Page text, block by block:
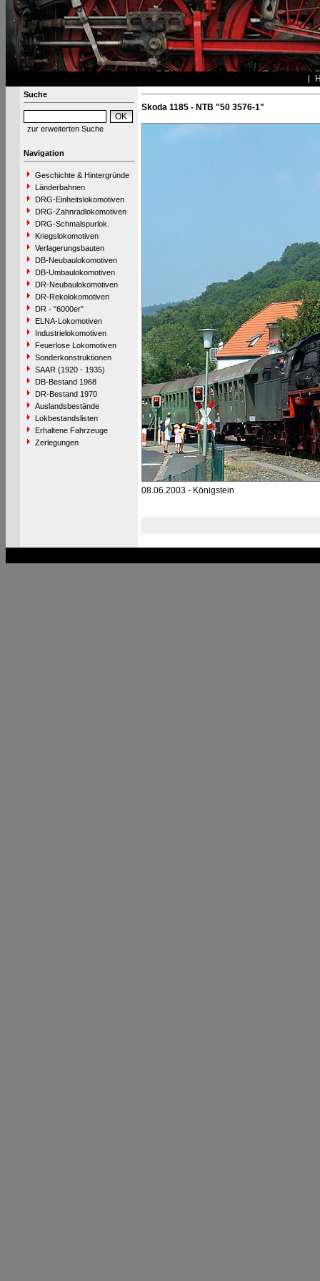
Suche
zur erweiterten Suche
Navigation
Geschichte & Hintergründe
Länderbahnen
DRG-Einheitslokomotiven
DRG-Zahnradlokomotiven
DRG-Schmalspurlok.
Kriegslokomotiven
Verlagerungsbauten
DB-Neubaulokomotiven
DB-Umbaulokomotiven
DR-Neubaulokomotiven
DR-Rekolokomotiven
DR - "6000er"
ELNA-Lokomotiven
Industrielokomotiven
Feuerlose Lokomotiven
Sonderkonstruktionen
SAAR (1920 - 1935)
DB-Bestand 1968
DR-Bestand 1970
Auslandsbestände
Lokbestandslisten
Erhaltene Fahrzeuge
Zerlegungen
Skoda 1185 - NTB "50 3576-1"
08.06.2003 - Königstein